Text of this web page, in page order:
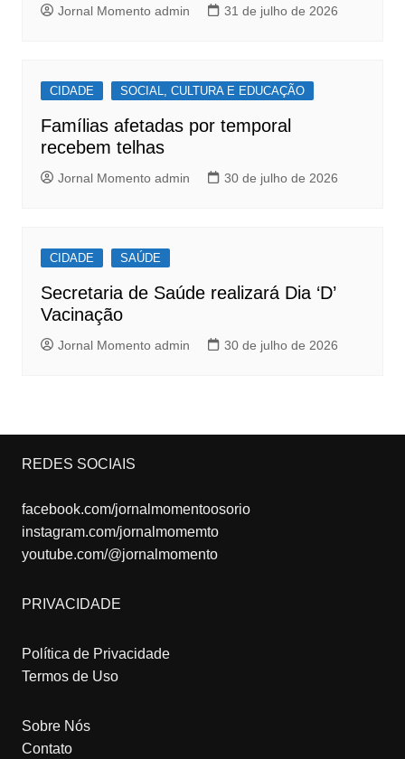
Jornal Momento admin 31 de julho de 2026
CIDADE SOCIAL, CULTURA E EDUCAÇÃO
Famílias afetadas por temporal
recebem telhas
Jornal Momento admin 30 de julho de 2026
CIDADE SAÚDE
Secretaria de Saúde realizará Dia ‘D’
Vacinação
Jornal Momento admin 30 de julho de 2026
REDES SOCIAIS
facebook.com/jornalmomentoosorio
instagram.com/jornalmomemto
youtube.com/@jornalmomento
PRIVACIDADE
Política de Privacidade
Termos de Uso
Sobre Nós
Contato